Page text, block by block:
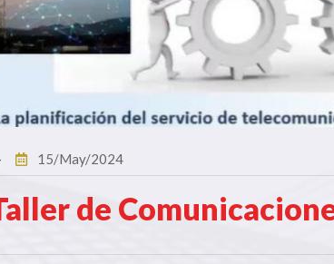
15/May/2024
de